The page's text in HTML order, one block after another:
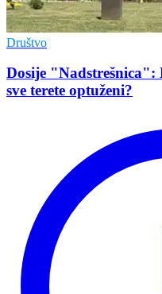
Društvo
Dosije "Nadstrešnica":
sve terete optuženi?